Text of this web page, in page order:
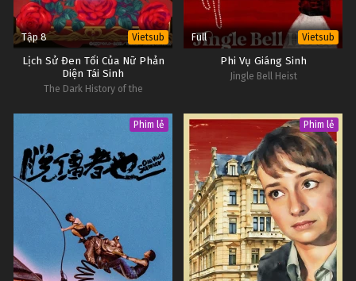
Tập 8 Vietsub
Lịch Sử Đen Tối Của Nữ Phản
Diện Tái Sinh
The Dark History of the
Full Vietsub
Phi Vụ Giáng Sinh
Jingle Bell Heist
Phim lẻ Phim lẻ